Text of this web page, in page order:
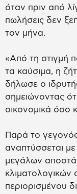
όταν πριν από
πωλήσεις δεν
τον μήνα.
«Από τη στιγμή
τα καύσιμα, η
δήλωσε ο
σημειώνοντας
οικονομικά όσο
Παρά το
αναπτύσσεται
μεγάλων
περιορισμένου